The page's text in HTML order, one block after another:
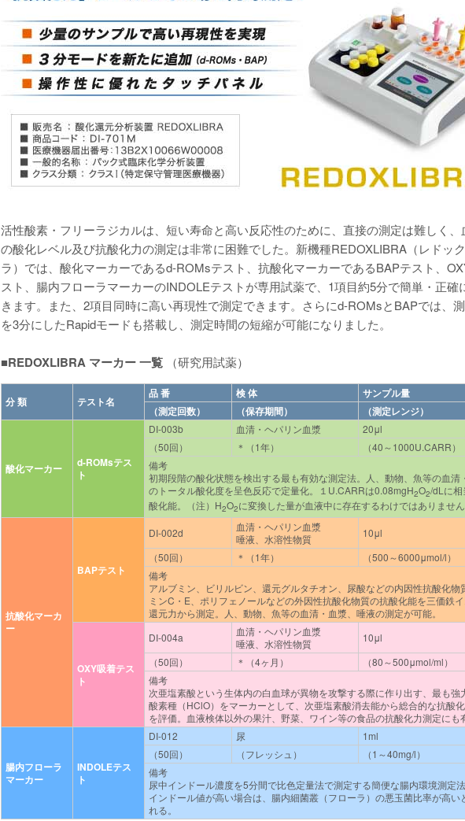
活性酸素・フリーラジカルは、短い寿命と高い反応性のために、直接の測定は難しく、
の酸化レベル及び抗酸化力の測定は非常に困難でした。新機種REDOXLIBRA（レドッ
ラ）では、酸化マーカーであるd-ROMsテスト、抗酸化マーカーであるBAPテスト、
スト、腸内フローラマーカーのINDOLEテストが専用試薬で、1項目約5分で簡単・正確
きます。また、2項目同時に高い再現性で測定できます。さらにd-ROMsとBAPでは、
を3分にしたRapidモードも搭載し、測定時間の短縮が可能になりました。
■REDOXLIBRA マーカー 一覧 （研究用試薬）
分 類 テスト名
品 番 検 体
サンプル量
（測定回数）
（保存期間） （測定レンジ）
酸化マーカー
d-ROMsテス
ト
DI-003b 血清・ヘパリン血漿
20μl
（50回）
＊（1年）
（40～1000U.CARR）
備考
初期段階の酸化状態を検出する最も有効な測定法。人、動物、魚等の血清
のトータル酸化度を呈色反応で定量化。１U.CARRは0.08mgH2O2/dLに相
酸化能。（注）H2O2に変換した量が血液中に存在するわけではありません
抗酸化マーカ
ー
BAPテスト
DI-002d
血清・ヘパリン血漿
唾液、水溶性物質
10μl
（50回）
＊（1年）
（500～6000μmol/l）
備考
アルブミン、ビリルビン、還元グルタチオン、尿酸などの内因性抗酸化物
ミンC・E、ポリフェノールなどの外因性抗酸化物質の抗酸化能を三価鉄
還元力から測定。人、動物、魚等の血清・血漿、唾液の測定が可能。
OXY吸着テス
ト
DI-004a
血清・ヘパリン血漿
唾液、水溶性物質
10μl
（50回）
＊（4ヶ月）
（80～500μmol/ml）
備考
次亜塩素酸という生体内の白血球が異物を攻撃する際に作り出す、最も強
酸素種（HClO）をマーカーとして、次亜塩素酸消去能から総合的な抗酸
を評価。血液検体以外の果汁、野菜、ワイン等の食品の抗酸化力測定にも
腸内フローラ
マーカー
INDOLEテス
ト
DI-012 尿
1ml
（50回）
（フレッシュ）
（1～40mg/l）
備考
尿中インドール濃度を5分間で比色定量法で測定する簡便な腸内環境測定
インドール値が高い場合は、腸内細菌叢（フローラ）の悪玉菌比率が高い
れる。